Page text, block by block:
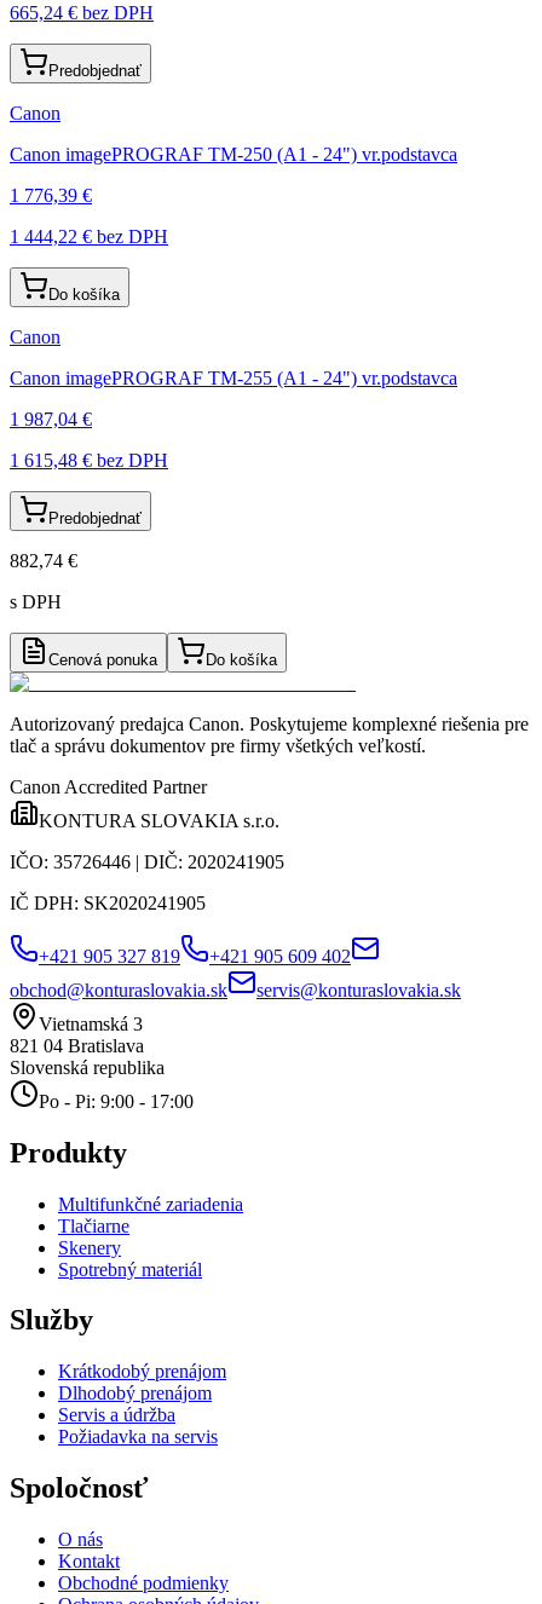
665,24 € bez DPH
Predobjednať
Canon
Canon imagePROGRAF TM-250 (A1 - 24") vr.podstavca
1 776,39 €
1 444,22 € bez DPH
Do košíka
Canon
Canon imagePROGRAF TM-255 (A1 - 24") vr.podstavca
1 987,04 €
1 615,48 € bez DPH
Predobjednať
882,74 €
s DPH
Cenová ponuka Do košíka
Autorizovaný predajca Canon. Poskytujeme komplexné riešenia pre
tlač a správu dokumentov pre firmy všetkých veľkostí.
Canon Accredited Partner
KONTURA SLOVAKIA s.r.o.
IČO: 35726446 | DIČ: 2020241905
IČ DPH: SK2020241905
+421 905 327 819
+421 905 609 402
obchod@konturaslovakia.sk
servis@konturaslovakia.sk
Vietnamská 3
821 04 Bratislava
Slovenská republika
Po - Pi: 9:00 - 17:00
Produkty
Multifunkčné zariadenia
Tlačiarne
Skenery
Spotrebný materiál
Služby
Krátkodobý prenájom
Dlhodobý prenájom
Servis a údržba
Požiadavka na servis
Spoločnosť
O nás
Kontakt
Obchodné podmienky